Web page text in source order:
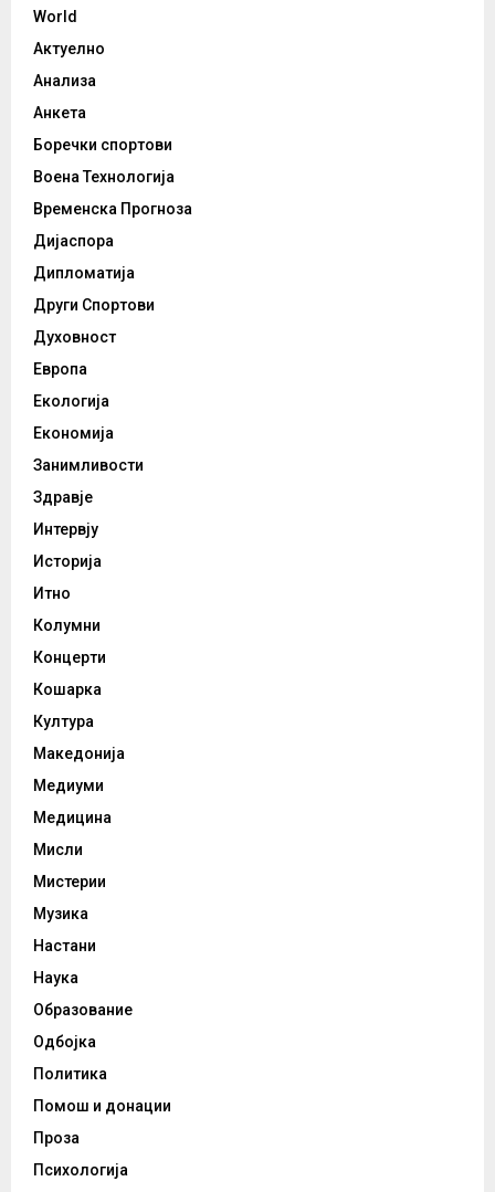
World
Актуелно
Анализа
Анкета
Боречки спортови
Воена Технологија
Временска Прогноза
Дијаспора
Дипломатија
Други Спортови
Духовност
Европа
Екологија
Економија
Занимливости
Здравје
Интервју
Историја
Итно
Колумни
Концерти
Кошарка
Култура
Македонија
Медиуми
Медицина
Мисли
Мистерии
Музика
Настани
Наука
Образование
Одбојка
Политика
Помош и донации
Проза
Психологија